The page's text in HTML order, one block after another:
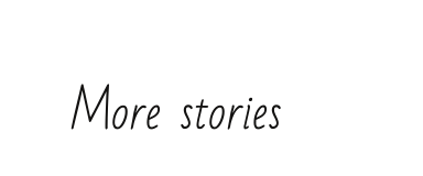
More stories